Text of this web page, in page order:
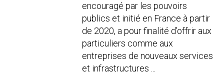
encouragé par les pouvoirs
publics et initié en France à partir
de 2020, a pour finalité d’offrir aux
particuliers comme aux
entreprises de nouveaux services
et infrastructures ...